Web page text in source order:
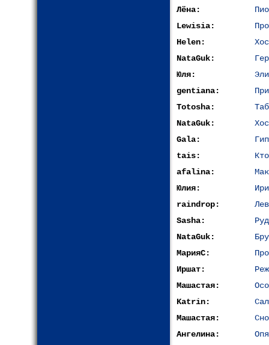
Лёна:
Lewisia:
Helen:
NataGuk:
Юля:
gentiana:
Totosha:
NataGuk:
Gala:
tais:
afalina:
Юлия:
raindrop:
Sasha:
NataGuk:
МарияС:
Иршат:
Машастая:
Katrin:
Машастая:
Ангелина: